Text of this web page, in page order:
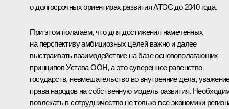
о долгосрочных ориентирах развития АТЭС до 2040 года.
При этом полагаем, что для достижения намеченных
на перспективу амбициозных целей важно и далее
выстраивать взаимодействие на базе основополагающих
принципов Устава ООН, а это суверенное равенство
государств, невмешательство во внутренние дела,
права народов на собственную модель развития.
вовлекать в сотрудничество не только все экономики